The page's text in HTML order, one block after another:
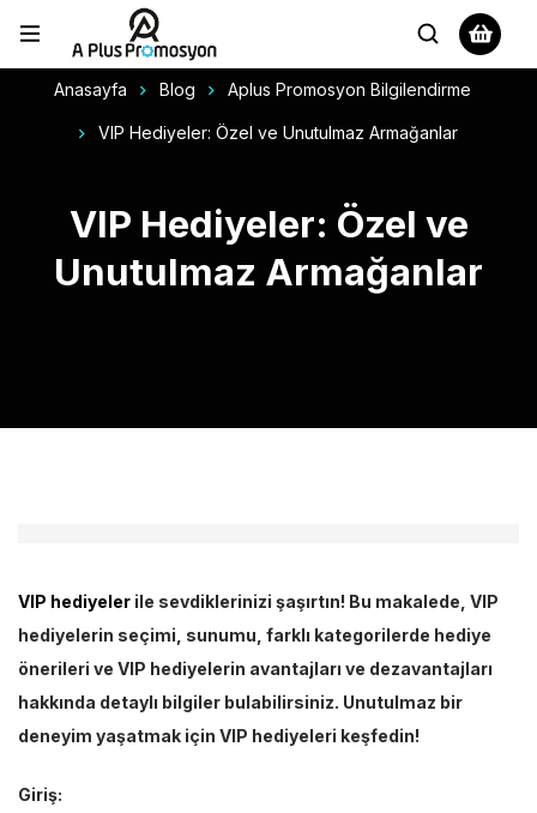
Anasayfa Blog Aplus Promosyon Bilgilendirme
VIP Hediyeler: Özel ve Unutulmaz Armağanlar
VIP Hediyeler: Özel ve
Unutulmaz Armağanlar
VIP hediyeler ile sevdiklerinizi şaşırtın! Bu makalede, VIP
hediyelerin seçimi, sunumu, farklı kategorilerde hediye
önerileri ve VIP hediyelerin avantajları ve dezavantajları
hakkında detaylı bilgiler bulabilirsiniz. Unutulmaz bir
deneyim yaşatmak için VIP hediyeleri keşfedin!
Giriş: